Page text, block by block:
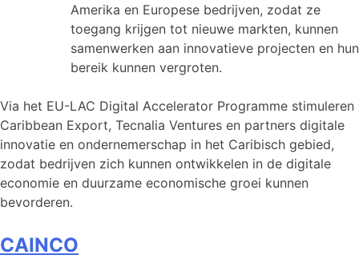
Amerika en Europese bedrijven, zodat ze
toegang krijgen tot nieuwe markten, kunnen
samenwerken aan innovatieve projecten en hun
bereik kunnen vergroten.
Via het EU-LAC Digital Accelerator Programme stimuleren
Caribbean Export, Tecnalia Ventures en partners digitale
innovatie en ondernemerschap in het Caribisch gebied,
zodat bedrijven zich kunnen ontwikkelen in de digitale
economie en duurzame economische groei kunnen
bevorderen.
CAINCO